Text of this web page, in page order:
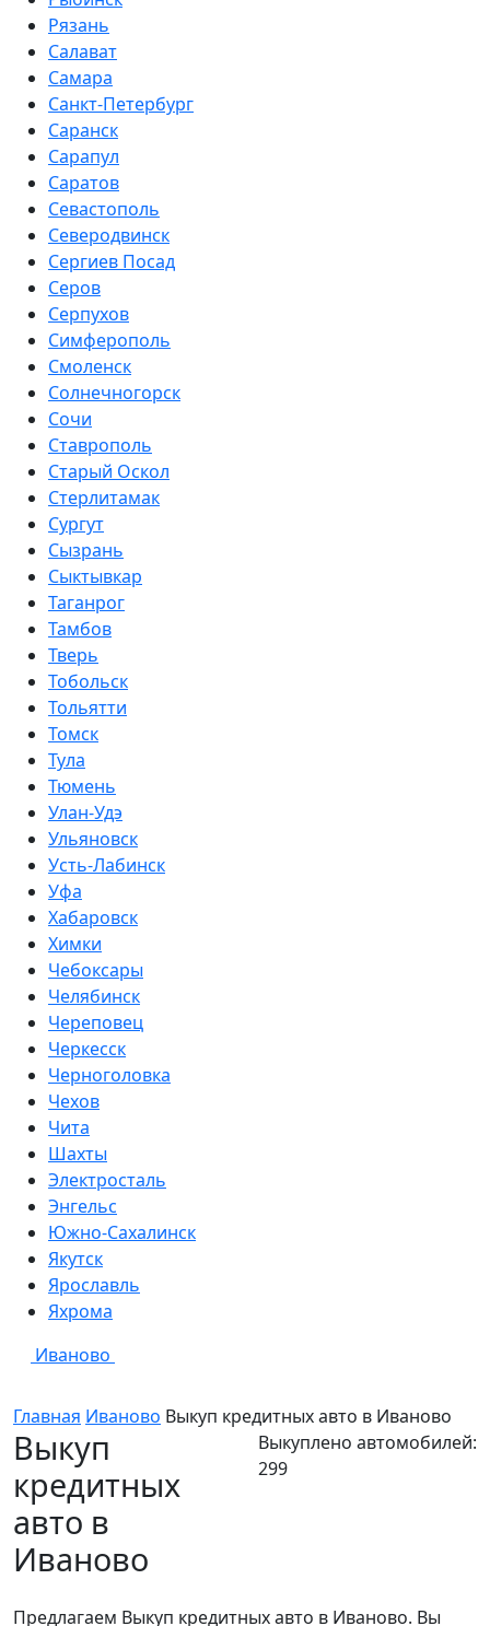
Рязань
Салават
Самара
Санкт-Петербург
Саранск
Сарапул
Саратов
Севастополь
Северодвинск
Сергиев Посад
Серов
Серпухов
Симферополь
Смоленск
Солнечногорск
Сочи
Ставрополь
Старый Оскол
Стерлитамак
Сургут
Сызрань
Сыктывкар
Таганрог
Тамбов
Тверь
Тобольск
Тольятти
Томск
Тула
Тюмень
Улан-Удэ
Ульяновск
Усть-Лабинск
Уфа
Хабаровск
Химки
Чебоксары
Челябинск
Череповец
Черкесск
Черноголовка
Чехов
Чита
Шахты
Электросталь
Энгельс
Южно-Сахалинск
Якутск
Ярославль
Яхрома
Иваново
Главная Иваново Выкуп кредитных авто в Иваново
Выкуп
кредитных
авто в
Иваново
Выкуплено автомобилей:
299
Предлагаем Выкуп кредитных авто в Иваново. Вы